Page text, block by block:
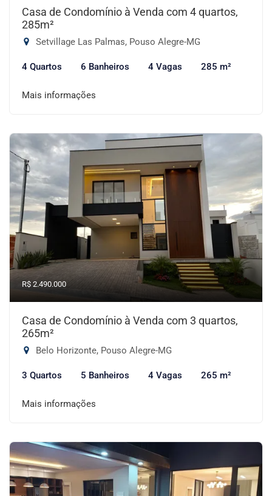
Casa de Condomínio à Venda com 4 quartos,
285m²
Setvillage Las Palmas, Pouso Alegre-MG
4 Quartos 6 Banheiros 4 Vagas 285 m²
Mais informações
R$ 2.490.000
Casa de Condomínio à Venda com 3 quartos,
265m²
Belo Horizonte, Pouso Alegre-MG
3 Quartos 5 Banheiros 4 Vagas 265 m²
Mais informações